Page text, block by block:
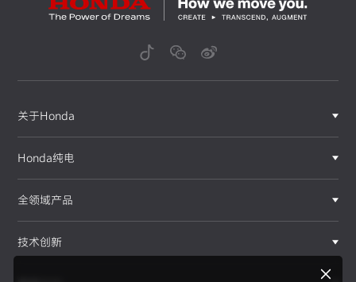
关于Honda
Honda纯电
全领域产品
技术创新